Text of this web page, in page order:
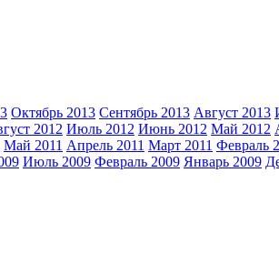
Октябрь 2013 Сентябрь 2013 Август 2013
2012 Июль 2012 Июнь 2012 Май 2012
Май 2011 Апрель 2011 Март 2011 Февраль
Июль 2009 Февраль 2009 Январь 2009